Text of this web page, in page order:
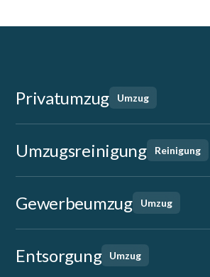
Privatumzug Umzug
Umzugsreinigung Reinigung
Gewerbeumzug Umzug
Entsorgung Umzug